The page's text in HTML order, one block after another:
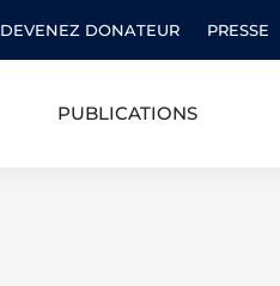
DEVENEZ DONATEUR PRESSE
PUBLICATIONS